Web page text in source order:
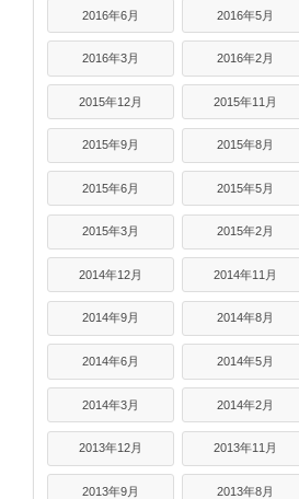
2016年6月 2016年5月
2016年3月 2016年2月
2015年12月 2015年11月
2015年9月 2015年8月
2015年6月 2015年5月
2015年3月 2015年2月
2014年12月 2014年11月
2014年9月 2014年8月
2014年6月 2014年5月
2014年3月 2014年2月
2013年12月 2013年11月
2013年9月 2013年8月